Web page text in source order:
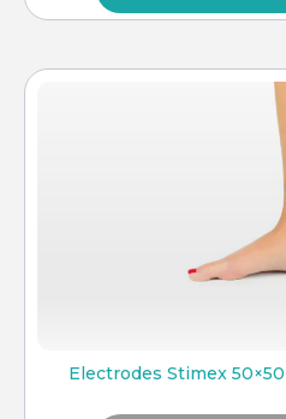
Electrodes Stimex